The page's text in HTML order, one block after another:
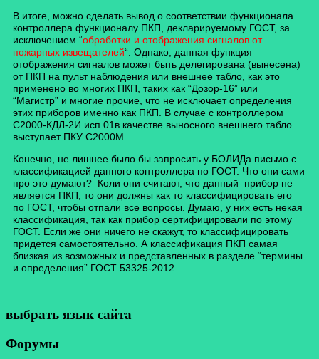
В итоге, можно сделать вывод о соответствии функционала
контроллера функционалу ПКП, декларируемому ГОСТ, за
исключением “обработки и отображения сигналов от
пожарных извещателей“. Однако, данная функция
отображения сигналов может быть делегирована (вынесена)
от ПКП на пульт наблюдения или внешнее табло, как это
применено во многих ПКП, таких как “Дозор-16” или
“Магистр” и многие прочие, что не исключает определения
этих приборов именно как ПКП. В случае с контроллером
С2000-КДЛ-2И исп.01в качестве выносного внешнего табло
выступает ПКУ С2000М.
Конечно, не лишнее было бы запросить у БОЛИДа письмо с
классификацией данного контроллера по ГОСТ. Что они сами
про это думают? Коли они считают, что данный прибор не
является ПКП, то они должны как то классифицировать его
по ГОСТ, чтобы отпали все вопросы. Думаю, у них есть некая
классификация, так как прибор сертифицировали по этому
ГОСТ. Если же они ничего не скажут, то классифицировать
придется самостоятельно. А классификация ПКП самая
близкая из возможных и представленных в разделе “термины
и определения” ГОСТ 53325-2012.
выбрать язык сайта
Форумы